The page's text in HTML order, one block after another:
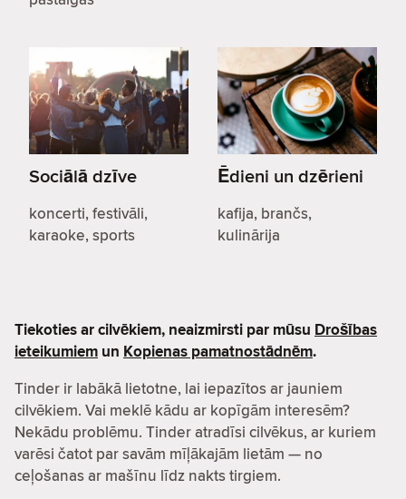
Sociālā dzīve
koncerti, festivāli,
karaoke, sports
Ēdieni un dzērieni
kafija, brančs,
kulinārija
Tiekoties ar cilvēkiem, neaizmirsti par mūsu Drošības
ieteikumiem un Kopienas pamatnostādnēm.
Tinder ir labākā lietotne, lai iepazītos ar jauniem
cilvēkiem. Vai meklē kādu ar kopīgām interesēm?
Nekādu problēmu. Tinder atradīsi cilvēkus, ar kuriem
varēsi čatot par savām mīļākajām lietām — no
ceļošanas ar mašīnu līdz nakts tirgiem.